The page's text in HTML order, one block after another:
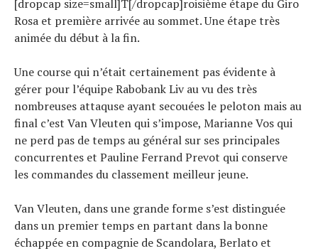
[dropcap size=small]T[/dropcap]roisième étape du Giro
Rosa et première arrivée au sommet. Une étape très
animée du début à la fin.
Une course qui n’était certainement pas évidente à
gérer pour l’équipe Rabobank Liv au vu des très
nombreuses attaquse ayant secouées le peloton mais au
final c’est Van Vleuten qui s’impose, Marianne Vos qui
ne perd pas de temps au général sur ses principales
concurrentes et Pauline Ferrand Prevot qui conserve
les commandes du classement meilleur jeune.
Van Vleuten, dans une grande forme s’est distinguée
dans un premier temps en partant dans la bonne
échappée en compagnie de Scandolara, Berlato et
Tendances
Tous nos articles